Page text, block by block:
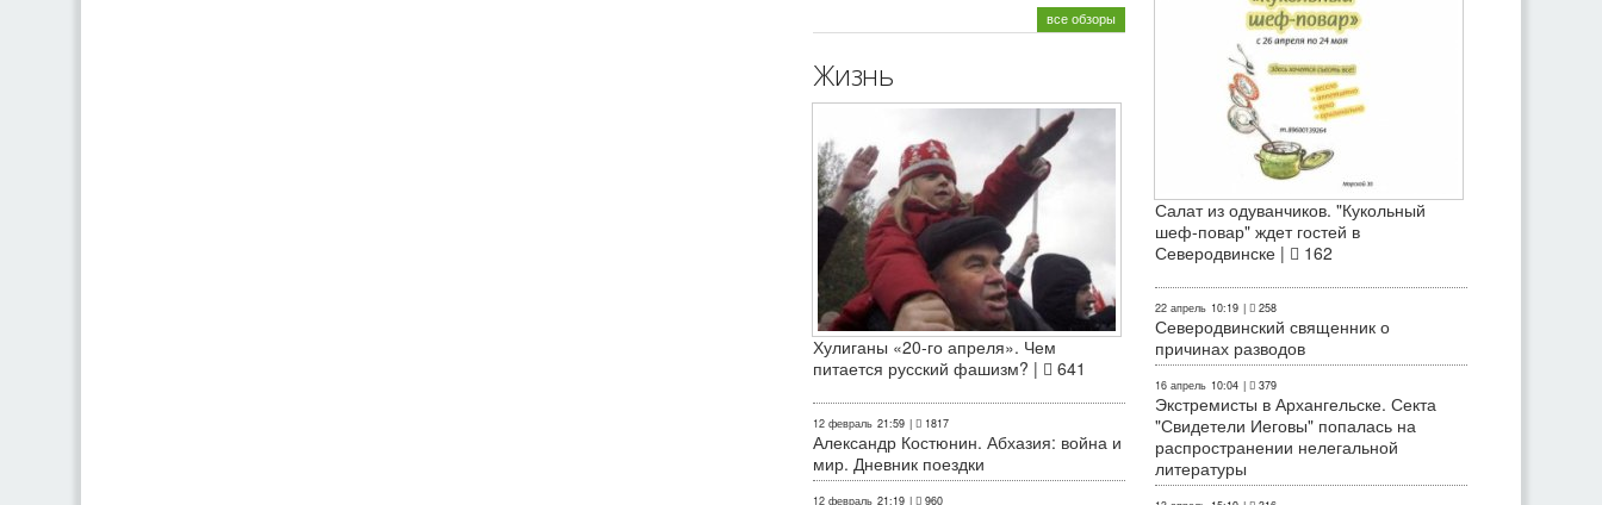
все обзоры
Жизнь
Хулиганы «20-го апреля». Чем
питается русский фашизм? |
641
12 февраль 21:59 | 1817
Александр Костюнин. Абхазия: война и
мир. Дневник поездки
12 февраль 21:19 | 960
Салат из одуванчиков. "Кукольный
шеф-повар" ждет гостей в
Северодвинске |
162
22 апрель 10:19 | 258
Северодвинский священник о
причинах разводов
16 апрель 10:04 | 379
Экстремисты в Архангельске. Секта
"Свидетели Иеговы" попалась на
распространении нелегальной
литературы